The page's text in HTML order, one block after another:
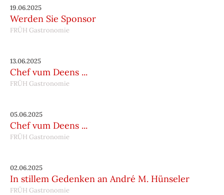
19.06.2025
Werden Sie Sponsor
FRÜH Gastronomie
13.06.2025
Chef vum Deens ...
FRÜH Gastronomie
05.06.2025
Chef vum Deens ...
FRÜH Gastronomie
02.06.2025
In stillem Gedenken an André M. Hünseler
FRÜH Gastronomie